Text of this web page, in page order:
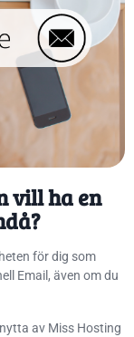
vill ha en
för dig som
Email, även om du
av Miss Hosting